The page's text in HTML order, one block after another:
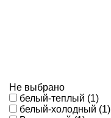
Не выбрано
белый-теплый (1)
белый-холодный (1)